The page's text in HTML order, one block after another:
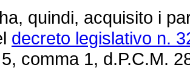
quindi, acquisito i
decreto legislativo n.
comma 1, d.P.C.M.